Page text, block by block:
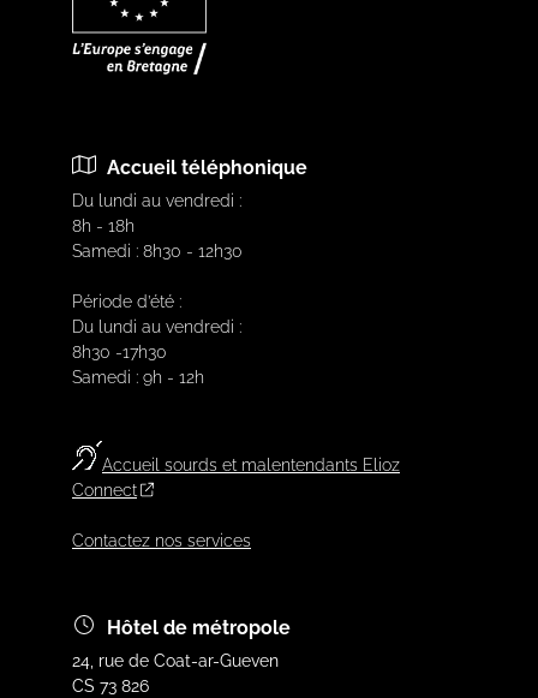
Accueil téléphonique
Du lundi au vendredi :
8h - 18h
Samedi : 8h30 - 12h30
Période d’été :
Du lundi au vendredi :
8h30 -17h30
Samedi : 9h - 12h
Accueil sourds et malentendants Elioz
Connect
Contactez nos services
Hôtel de métropole
24, rue de Coat-ar-Gueven
CS 73 826